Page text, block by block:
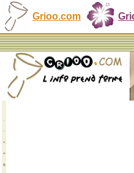
Grioo.com